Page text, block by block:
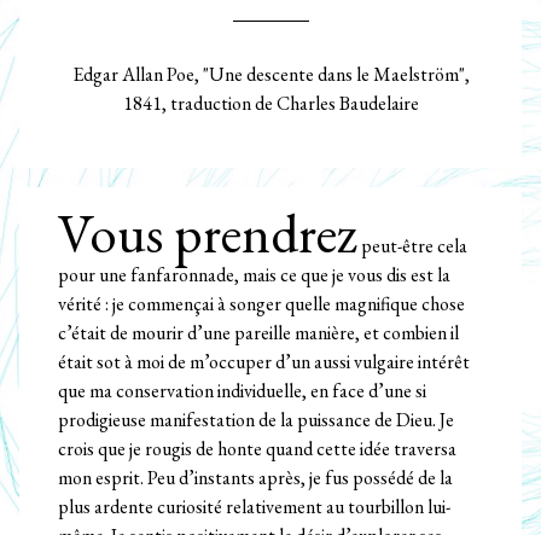
Edgar Allan Poe, "Une descente dans le Maelström",
1841, traduction de Charles Baudelaire
Vous prendrezpeut-être cela
pour une fanfaronnade, mais ce que je vous dis est la
vérité : je commençai à songer quelle magnifique chose
c’était de mourir d’une pareille manière, et combien il
était sot à moi de m’occuper d’un aussi vulgaire intérêt
que ma conservation individuelle, en face d’une si
prodigieuse manifestation de la puissance de Dieu. Je
crois que je rougis de honte quand cette idée traversa
mon esprit. Peu d’instants après, je fus possédé de la
plus ardente curiosité relativement au tourbillon lui-